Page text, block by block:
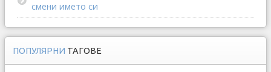
смени името си
ПОПУЛЯРНИ ТАГОВЕ